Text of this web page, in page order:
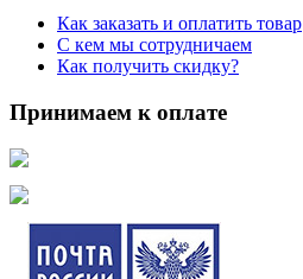
Как заказать и оплатить товар
С кем мы сотрудничаем
Как получить скидку?
Принимаем к оплате